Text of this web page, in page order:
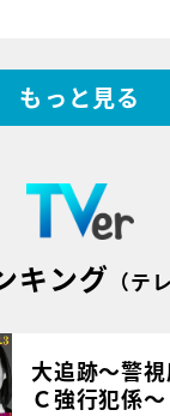
もっと見る
キング （テ
大追跡～警
Ｃ強行犯係